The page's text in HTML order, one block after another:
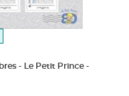
- Le Petit Prince -